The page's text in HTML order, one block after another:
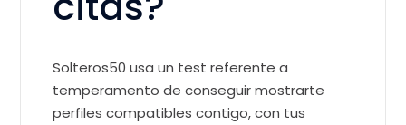
Solteros50 usa un test referente a
temperamento de conseguir mostrarte
perfiles compatibles contigo, con tus